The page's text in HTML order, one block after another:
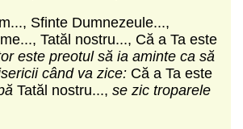
Sfinte Dumnezeule...,
Tatăl nostru..., Că a Ta este
este preotul să ia aminte ca să
când va zice: Că a Ta este
Tatăl nostru..., se zic troparele